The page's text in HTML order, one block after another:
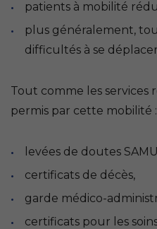
patients à mobilité
plus généralement,
difficultés à se
Tout comme les services
permis par cette mobilité :
levées de doutes
certificats de décès,
garde médico-
certificats pour les